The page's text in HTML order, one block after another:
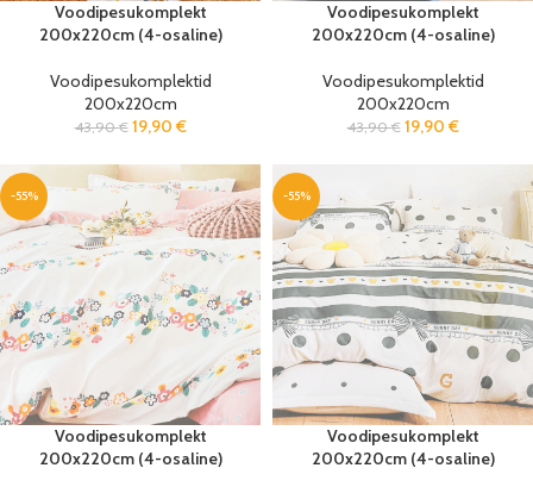
Voodipesukomplekt
200x220cm (4-osaline)
Voodipesukomplektid
200x220cm
43,90€ 19,90 €
Voodipesukomplekt
200x220cm (4-osaline)
Voodipesukomplektid
200x220cm
43,90€ 19,90 €
-55%
Voodipesukomplekt
200x220cm (4-osaline)
-55%
Voodipesukomplekt
200x220cm (4-osaline)